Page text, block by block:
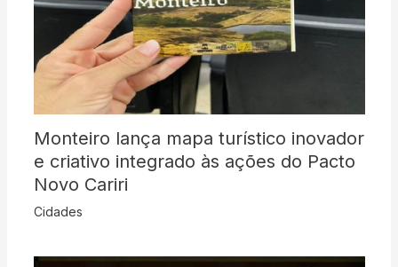
Monteiro lança mapa turístico inovador
e criativo integrado às ações do Pacto
Novo Cariri
Cidades